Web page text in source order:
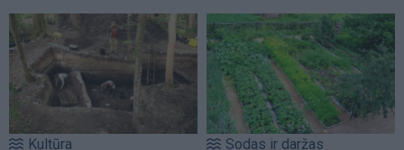
Kultūra Sodas ir daržas